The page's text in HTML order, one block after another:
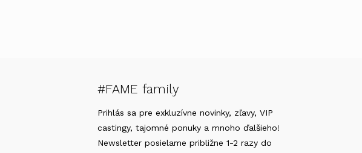
#FAME family
Prihlás sa pre exkluzívne novinky, zľavy, VIP
castingy, tajomné ponuky a mnoho ďalšieho!
Newsletter posielame približne 1-2 razy do